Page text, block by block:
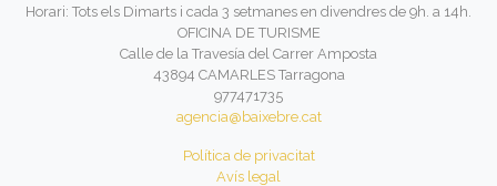
Horari: Tots els Dimarts i cada 3 setmanes en divendres de 9h. a 14h.
OFICINA DE TURISME
Calle de la Travesía del Carrer Amposta
43894 CAMARLES Tarragona
977471735
agencia@baixebre.cat
Política de privacitat
Avís legal